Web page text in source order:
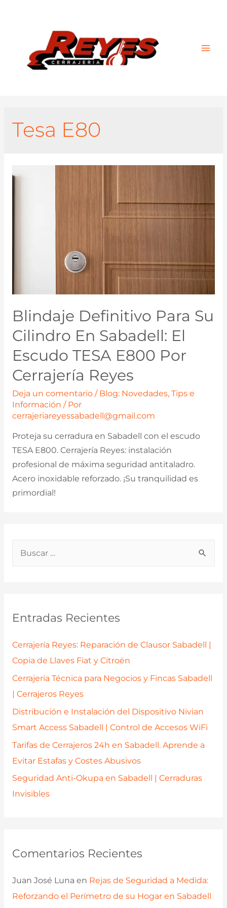
p
o
Entradas Recientes
Cerrajería Reyes: Reparación de Clausor Sabadell |
Copia de Llaves Fiat y Citroën
Cerrajería Técnica para Negocios y Fincas Sabadell
| Cerrajeros Reyes
Distribución e Instalación del Dispositivo Nivian
Smart Access Sabadell | Control de Accesos WiFi
Tarifas de Cerrajeros 24h en Sabadell. Aprende a
Evitar Estafas y Costes Abusivos
Seguridad Anti-Okupa en Sabadell | Cerraduras
Invisibles
Comentarios Recientes
Juan José Luna en Rejas de Seguridad a Medida:
Reforzando el Perímetro de su Hogar en Sabadell
Tesa E80
Blindaje Definitivo Para Su
Cilindro En Sabadell: El
Escudo TESA E800 Por
Cerrajería Reyes
Deja un comentario / Blog: Novedades, Tips e
Información / Por
cerrajeriareyessabadell@gmail.com
Proteja su cerradura en Sabadell con el escudo
TESA E800. Cerrajería Reyes: instalación
profesional de máxima seguridad antitaladro.
Acero inoxidable reforzado. ¡Su tranquilidad es
primordial!